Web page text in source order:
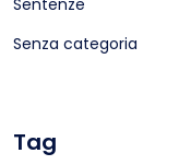
Sentenze
Senza categoria
Tag